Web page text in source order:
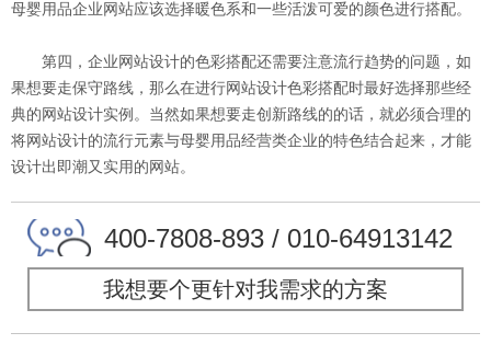
母婴用品企业网站应该选择暖色系和一些活泼可爱的颜色进行搭配。
第四，企业网站设计的色彩搭配还需要注意流行趋势的问题，如
果想要走保守路线，那么在进行网站设计色彩搭配时最好选择那些经
典的网站设计实例。当然如果想要走创新路线的的话，就必须合理的
将网站设计的流行元素与母婴用品经营类企业的特色结合起来，才能
设计出即潮又实用的网站。
400-7808-893 / 010-64913142
我想要个更针对我需求的方案